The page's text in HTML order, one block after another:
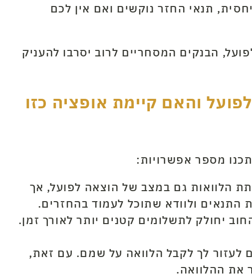
תנאי החזר נוקשים ואם אין לכם
הבנקים המסחריים לרוב יסרבו להעניק
והאם קיימת אופציה כזו
מספר אפשרויות:
הלוואות גם במצב של הוצאה לפועל, אך
התנאים ולוודא שתוכל לעמוד בהחזרים.
יחולק לתשלומים קטנים יותר לאורך זמן.
לעזור לך לקבל הלוואה על שמם. עם זאת,
את ההלוואה.